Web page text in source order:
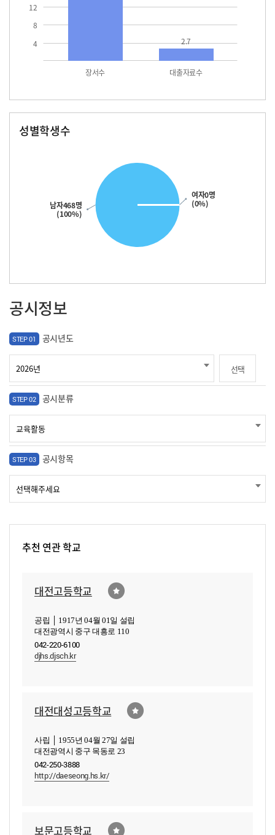
4
8
12
장서수 대출자료수
2.7
성별학생수
남자468명
(100%)
여자0명
(0%)
공시정보
STEP 01 공시년도
선택
STEP 02 공시분류
STEP 03 공시항목
추천 연관 학교
대전고등학교
공립 │ 1917년 04월 01일 설립
대전광역시 중구 대흥로 110
042-220-6100
djhs.djsch.kr
대전대성고등학교
사립 │ 1955년 04월 27일 설립
대전광역시 중구 목동로 23
042-250-3888
http://daeseong.hs.kr/
보문고등학교